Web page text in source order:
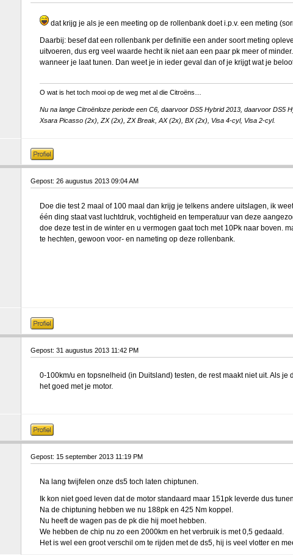
dat krijg je als je een meeting op de rollenbank doet i.p.v. een meting
Daarbij: besef dat een rollenbank per definitie een ander soort meting
uitvoeren, dus erg veel waarde hecht ik niet aan een paar pk meer of
wanneer je laat tunen. Dan weet je in ieder geval dan of je krijgt wat je
O wat is het toch mooi op de weg met al die Citroëns…
Nu na lange Citroënloze periode een C6, daarvoor DS5 Hybrid 2013, daarvoor DS5
Xsara Picasso (2x), ZX (2x), ZX Break, AX (2x), BX (2x), Visa 4-cyl, Visa 2-cyl.
Gepost: 26 augustus 2013 09:04 AM
Doe die test 2 maal of 100 maal dan krijg je telkens andere uitslagen, ik
één ding staat vast luchtdruk, vochtigheid en temperatuur van deze
doe deze test in de winter en u vermogen gaat toch met 10Pk naar boven.
te hechten, gewoon voor- en nameting op deze rollenbank.
Gepost: 31 augustus 2013 11:42 PM
0-100km/u en topsnelheid (in Duitsland) testen, de rest maakt niet uit. Als
het goed met je motor.
Gepost: 15 september 2013 11:19 PM
Na lang twijfelen onze ds5 toch laten chiptunen.
Ik kon niet goed leven dat de motor standaard maar 151pk leverde dus
Na de chiptuning hebben we nu 188pk en 425 Nm koppel.
Nu heeft de wagen pas de pk die hij moet hebben.
We hebben de chip nu zo een 2000km en het verbruik is met 0,5 gedaald.
Het is wel een groot verschil om te rijden met de ds5, hij is veel vlotter en